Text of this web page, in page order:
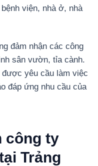
viện, nhà ở, nhà
đảm nhận các công
sân vườn, tỉa cành.
yêu cầu làm việc
đáp ứng nhu cầu của
công ty
Trảng